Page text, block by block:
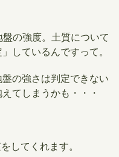
の強度。土質について
しているんですって。
の強さは判定できない
てしまうかも・・・
してくれます。